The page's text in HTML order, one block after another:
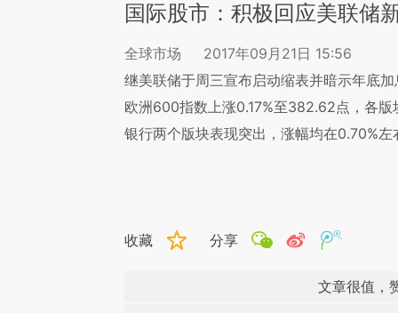
国际股市：积极回应美联储
全球市场
2017年09月21日 15:56
继美联储于周三宣布启动缩表并暗示年底
欧洲600指数上涨0.17%至382.62点，各
银行两个版块表现突出，涨幅均在0.70%左
收藏 分享
文章很值，